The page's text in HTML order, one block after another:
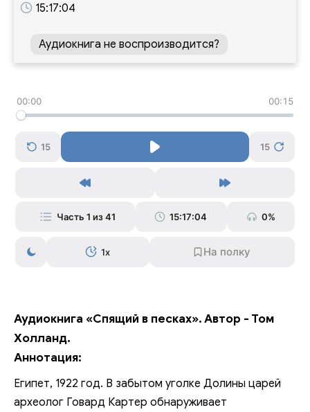
15:17:04
Аудиокнига не воспроизводится?
00:00 00:15
15 15
Часть 1 из 41 15:17:04 0%
1x
Аудиокнига «Спящий в песках». Автор - Том
Холланд.
Аннотация:
Египет, 1922 год. В забытом уголке Долины царей
археолог Говард Картер обнаруживает